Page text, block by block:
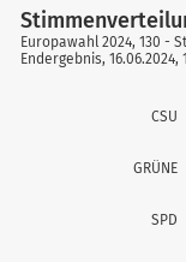
CSU
GRÜNE
SPD
Europawahl 2024, 130 -
Endergebnis, 16.06.2024,